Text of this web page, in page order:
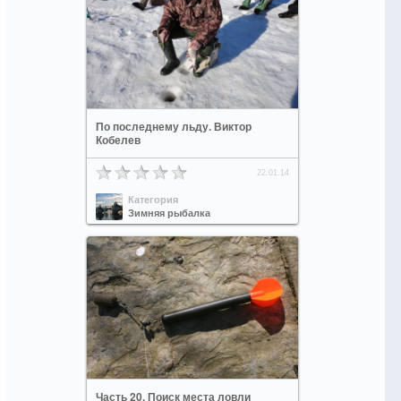
По последнему льду. Виктор
Кобелев
22.01.14
Категория
Зимняя рыбалка
Часть 20. Поиск места ловли